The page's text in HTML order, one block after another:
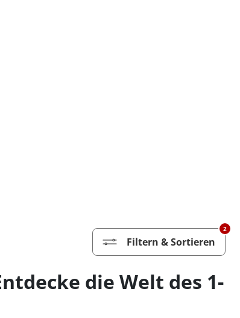
Filtern & Sortieren
2
die Welt des 1-